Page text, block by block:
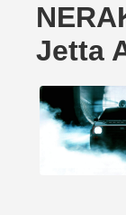
Jetta